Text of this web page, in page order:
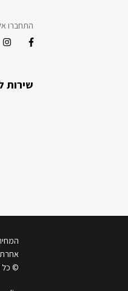
התחברו
שירות
אחרת
כל הזכויות שמורות ©